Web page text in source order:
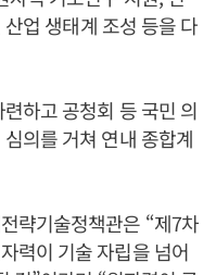
업 생태계 조성 등을 다
하고 공청회 등 국민 의
의를 거쳐 연내 종합계
략기술정책관은 “제7차
력이 기술 자립을 넘어